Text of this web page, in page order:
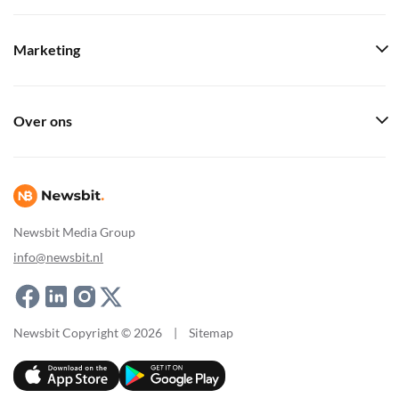
Newsbit Media Group
info@newsbit.nl
Marketing
Over ons
Newsbit Copyright © 2026 | Sitemap